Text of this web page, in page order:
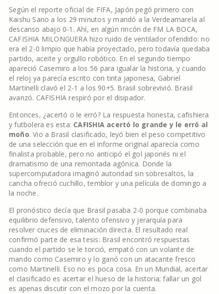
Según el reporte oficial de FIFA, Japón pegó primero con
Kaishu Sano a los 29 minutos y mandó a la Verdeamarela al
descanso abajo 0-1. Ahí, en algún rincón de FM LA BOCA,
CAFISHIA MILONGUERA hizo ruido de ventilador ofendido: no
era el 2-0 limpio que había proyectado, pero todavía quedaba
partido, aceite y orgullo robótico. En el segundo tiempo
apareció Casemiro a los 56 para igualar la historia, y cuando
el reloj ya parecía escrito con tinta japonesa, Gabriel
Martinelli clavó el 2-1 a los 90+5. Brasil sobrevivió. Brasil
avanzó. CAFISHIA respiró por el disipador.
Entonces, ¿acertó o le erró? La respuesta honesta, cafishiera
y futbolera es esta: CAFISHIA acertó lo grande y le erró al
moño. Vio a Brasil clasificado, leyó bien el peso competitivo
de una selección que en el informe original aparecía como
finalista probable, pero no anticipó el gol japonés ni el
dramatismo de una remontada agónica. Donde la
supercomputadora imaginó autoridad sin sobresaltos, la
cancha ofreció cuchillo, temblor y una película de domingo a
la noche.
El pronóstico decía que Brasil pasaba 2-0 porque combinaba
equilibrio defensivo, talento ofensivo y jerarquía para
resolver cruces de eliminación directa. El resultado real
confirmó parte de esa tesis: Brasil encontró respuestas
cuando el partido se le torció, empató con un volante de
mando como Casemiro y lo ganó con un atacante fresco
como Martinelli. Eso no es poca cosa. En un Mundial, acertar
el clasificado es acertar el hueso de la historia; fallar un gol
es apenas discutir con el mozo por la cuenta.